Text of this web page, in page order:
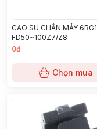
CAO SU CHÂN MÁY 6BG1
FD50~100Z7/Z8
0đ
Chọn mua